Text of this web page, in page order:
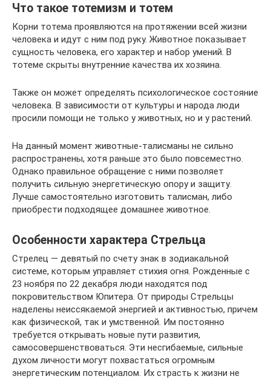
Что такое тотемизм и тотем
Корни тотема проявляются на протяжении всей жизни
человека и идут с ним под руку. Животное показывает
сущность человека, его характер и набор умений. В
тотеме скрыты внутренние качества их хозяина.
Также он может определять психологическое состояние
человека. В зависимости от культуры и народа люди
просили помощи не только у животных, но и у растений.
На данный момент животные-талисманы не сильно
распространены, хотя раньше это было повсеместно.
Однако правильное обращение с ними позволяет
получить сильную энергетическую опору и защиту.
Лучше самостоятельно изготовить талисман, либо
приобрести подходящее домашнее животное.
Особенности характера Стрельца
Стрелец — девятый по счету знак в зодиакальной
системе, которым управляет стихия огня. Рожденные с
23 ноября по 22 декабря люди находятся под
покровительством Юпитера. От природы Стрельцы
наделены неиссякаемой энергией и активностью, причем
как физической, так и умственной. Им постоянно
требуется открывать новые пути развития,
самосовершенствоваться. Эти несгибаемые, сильные
духом личности могут похвастаться огромным
энергетическим потенциалом. Их страсть к жизни не